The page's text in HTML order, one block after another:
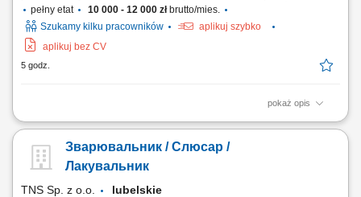
pełny etat
10 000 - 12 000 złbrutto/mies.
Szukamy kilku pracowników
aplikuj szybko
aplikuj bez CV
5 godz.
pokaż opis
Zadania: obsługa wózków widłowych wysokiego składu; obsługa
wagonów kolejowych; załadunek i rozładunek towarów; przestrzeganie
zasad bezpieczeństwa oraz obowiązujących procedur;
Зварювальник / Слюсар /
Лакувальник
TNS Sp. z o.o. lubelskie